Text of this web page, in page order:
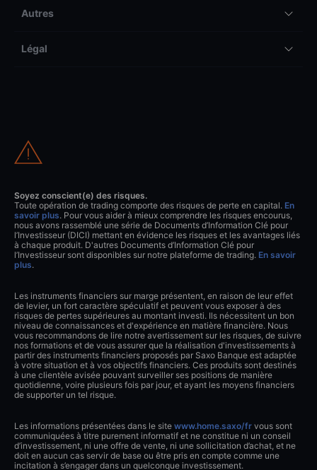
Autres
Légal
Soyez conscient(e) des risques.
Toute opération de trading comporte des risques de perte en capital. En
savoir plus. Pour vous aider à mieux comprendre les risques encourus,
nous avons rassemblé une série de Documents d’Information Clé pour
l’Investisseur (DICI) mettant en évidence les risques et les avantages liés
à chaque produit. D'autres Documents d’Information Clé pour
l’Investisseur sont disponibles sur notre plateforme de trading. En savoir
plus.
Les instruments financiers sur marge présentent, en raison de leur effet
de levier, un fort caractère spéculatif et peuvent vous exposer à des
risques de pertes supérieures au montant investi. Ils nécessitent un bon
niveau de connaissances et d'expérience en matière financière. Nous
vous recommandons de lire notre avertissement sur les risques, de suivre
nos formations et de vous assurer que la réalisation d'investissements à
partir des instruments financiers proposés par Saxo Banque est adaptée
à votre situation et à vos objectifs financiers. Ces produits sont destinés
à une clientèle avisée pouvant surveiller ses positions de manière
quotidienne, voire plusieurs fois par jour, et ayant les moyens financiers
de supporter un tel risque.
Les informations présentées dans le site www.home.saxo/fr vous sont
communiquées à titre purement informatif et ne constitue ni un conseil
d’investissement, ni une offre de vente, ni une sollicitation d’achat, et ne
doit en aucun cas servir de base ou être pris en compte comme une
incitation à s’engager dans un quelconque investissement.